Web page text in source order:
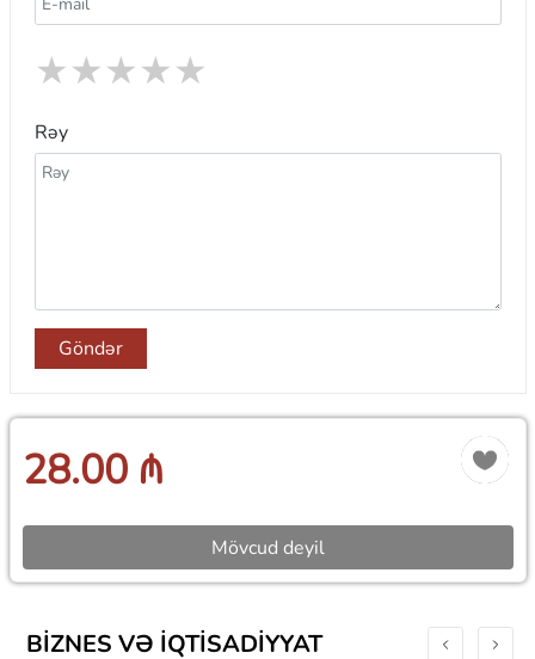
★
★
★
★
★
Rəy
Göndər
28.00 ₼
Mövcud deyil
BIZNES VƏ IQTISADIYYAT